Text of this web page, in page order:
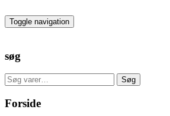
to
the
Toggle navigation
søg
Søg
efter:
Søg
Forside